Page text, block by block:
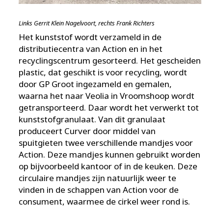
Het kunststof wordt verzameld in de
distributiecentra van Action en in het
recyclingscentrum gesorteerd. Het gescheiden
plastic, dat geschikt is voor recycling, wordt
door GP Groot ingezameld en gemalen,
waarna het naar Veolia in Vroomshoop wordt
getransporteerd. Daar wordt het verwerkt tot
kunststofgranulaat. Van dit granulaat
produceert Curver door middel van
spuitgieten twee verschillende mandjes voor
Action. Deze mandjes kunnen gebruikt worden
op bijvoorbeeld kantoor of in de keuken. Deze
circulaire mandjes zijn natuurlijk weer te
vinden in de schappen van Action voor de
consument, waarmee de cirkel weer rond is.
Links Gerrit Klein Nagelvoort, rechts Frank Richters